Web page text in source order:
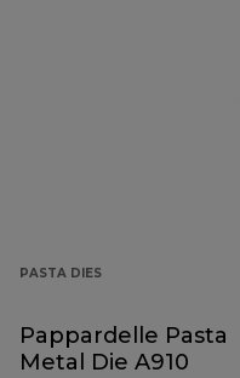
PASTA DIES
Pappardelle Pasta
Metal Die A910